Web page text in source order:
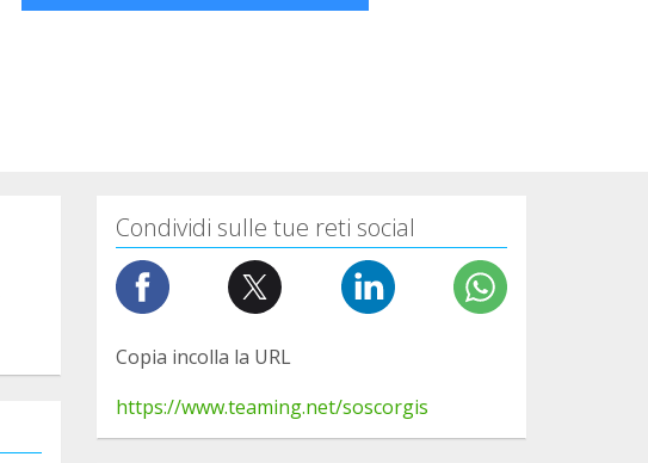
Condividi sulle tue reti social
Copia incolla la URL
https://www.teaming.net/soscorgis